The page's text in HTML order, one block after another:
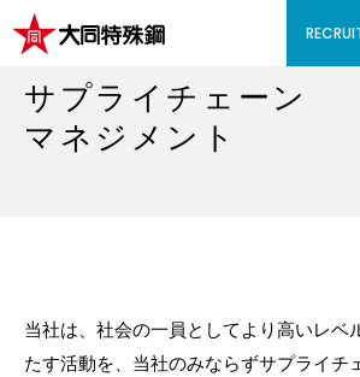
サプライチェーン
マネジメント
当社は、社会の一員としてより高いレベ
たす活動を、当社のみならずサプライチ